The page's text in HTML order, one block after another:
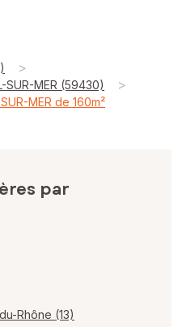
>
SUR-MER (59430) >
MER de 160m²
par
Rhône (13)